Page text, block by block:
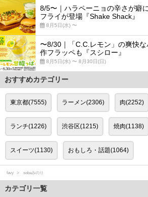
8/5〜｜ハラペーニョの辛さが癖
フライが登場『Shake Shack』
8月5日(水) 〜
〜8/30｜「C.C.レモン」の爽快
作フラッペも『スシロー』
8月5日(水) 〜 8月30日(日)
おすすめカテゴリー
東京都(7555) ラーメン(2306) 肉(2252)
ランチ(1226) 渋谷区(1215) 焼肉(1138)
スイーツ(1130) おもしろ・話題(1064)
favy sobaみのり
カテゴリ一覧